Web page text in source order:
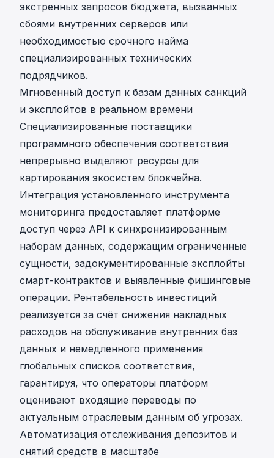
экстренных запросов бюджета, вызванных
сбоями внутренних серверов или
необходимостью срочного найма
специализированных технических
подрядчиков.
Мгновенный доступ к базам данных санкций
и эксплойтов в реальном времени
Специализированные поставщики
программного обеспечения соответствия
непрерывно выделяют ресурсы для
картирования экосистем блокчейна.
Интеграция установленного инструмента
мониторинга предоставляет платформе
доступ через API к синхронизированным
наборам данных, содержащим ограниченные
сущности, задокументированные эксплойты
смарт-контрактов и выявленные фишинговые
операции. Рентабельность инвестиций
реализуется за счёт снижения накладных
расходов на обслуживание внутренних баз
данных и немедленного применения
глобальных списков соответствия,
гарантируя, что операторы платформ
оценивают входящие переводы по
актуальным отраслевым данным об угрозах.
Автоматизация отслеживания депозитов и
снятий средств в масштабе